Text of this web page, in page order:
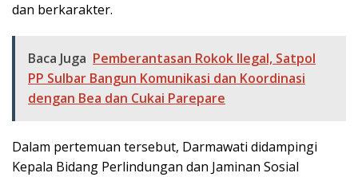
dan berkarakter.
Baca Juga Pemberantasan Rokok Ilegal, Satpol
PP Sulbar Bangun Komunikasi dan Koordinasi
dengan Bea dan Cukai Parepare
Dalam pertemuan tersebut, Darmawati didampingi
Kepala Bidang Perlindungan dan Jaminan Sosial